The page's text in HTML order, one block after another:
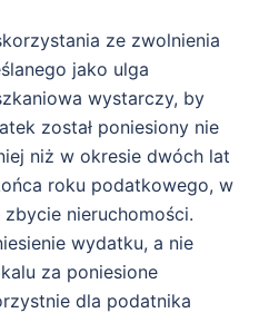
ze zwolnienia
jako ulga
wystarczy, by
został poniesiony nie
niż w okresie dwóch lat
roku podatkowego, w
zbycie nieruchomości.
wydatku, a nie
za poniesione
dla podatnika